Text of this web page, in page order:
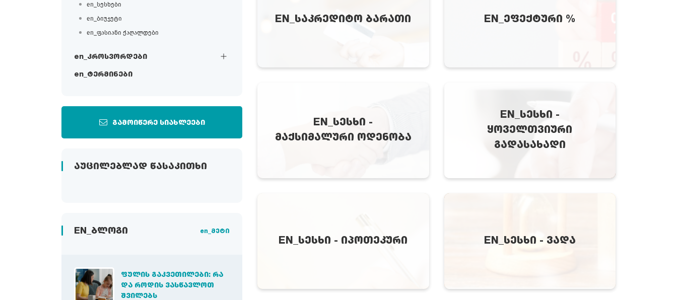
en_სესხები
en_ბიუჯეტი
en_ფასიანი ქაღალდები
en_კროსვორდები
en_ტერმინები
გამოიწერე სიახლეები
ᲐᲣᲪᲘᲚᲔᲑᲚᲐᲓ ᲬᲐᲡᲐᲙᲘᲗᲮᲘ
EN_ᲑᲚᲝᲒᲘ en_მეტი
ᲤᲣᲚᲘᲡ ᲒᲐᲙᲕᲔᲗᲘᲚᲔᲑᲘ: ᲠᲐ
ᲓᲐ ᲠᲝᲓᲘᲡ ᲕᲐᲡᲬᲐᲕᲚᲝᲗ
ᲨᲕᲘᲚᲔᲑᲡ
EN_ᲡᲐᲙᲠᲔᲓᲘᲢᲝ ᲑᲐᲠᲐᲗᲘ EN_ᲔᲤᲔᲥᲢᲣᲠᲘ %
EN_ᲡᲔᲡᲮᲘ -
ᲛᲐᲥᲡᲘᲛᲐᲚᲣᲠᲘ ᲝᲓᲔᲜᲝᲑᲐ
EN_ᲡᲔᲡᲮᲘ -
ᲧᲝᲕᲔᲚᲗᲕᲘᲣᲠᲘ
ᲒᲐᲓᲐᲡᲐᲮᲐᲓᲘ
EN_ᲡᲔᲡᲮᲘ - ᲘᲞᲝᲗᲔᲙᲣᲠᲘ EN_ᲡᲔᲡᲮᲘ - ᲕᲐᲓᲐ